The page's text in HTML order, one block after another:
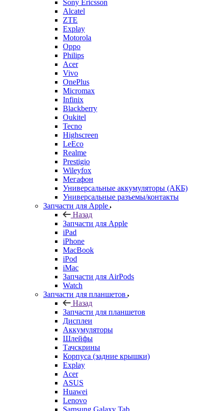
Alcatel
ZTE
Explay
Motorola
Oppo
Philips
Acer
Vivo
OnePlus
Micromax
Infinix
Blackberry
Oukitel
Tecno
Highscreen
LeEco
Realme
Prestigio
Wileyfox
Мегафон
Универсальные аккумуляторы (АКБ)
Универсальные разъемы/контакты
Запчасти для Apple
Назад
Запчасти для Apple
iPad
iPhone
MacBook
iPod
iMac
Запчасти для AirPods
Watch
Запчасти для планшетов
Назад
Запчасти для планшетов
Дисплеи
Аккумуляторы
Шлейфы
Тачскрины
Корпуса (задние крышки)
Explay
Acer
ASUS
Huawei
Lenovo
Samsung Galaxy Tab